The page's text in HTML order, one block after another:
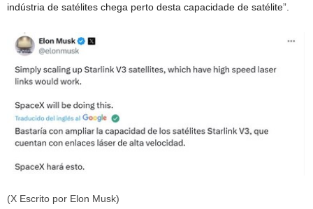
indústria de satélites chega perto desta capacidade de satélite”.
(X Escrito por Elon Musk)